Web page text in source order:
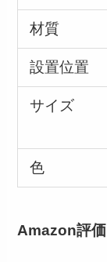
材質
設置位置
サイズ
色
Amazon評価